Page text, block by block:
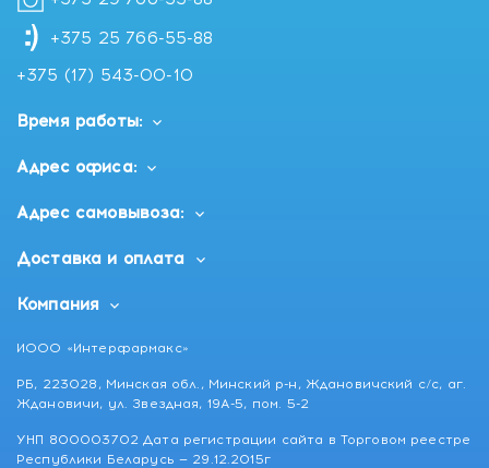
+375 25 766-55-88
+375 (17) 543-00-10
Время работы:
Адрес офиса:
Адрес самовывоза:
Доставка и оплата
Компания
ИООО «Интерфармакс»
РБ, 223028, Минская обл., Минский р-н, Ждановичский с/с, аг.
Ждановичи, ул. Звездная, 19А-5, пом. 5-2
УНП 800003702 Дата регистрации сайта в Торговом реестре
Республики Беларусь — 29.12.2015г